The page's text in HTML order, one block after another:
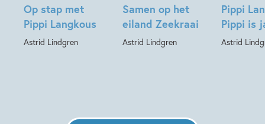
Op stap met
Pippi Langkous
Astrid Lindgren
Samen op het
eiland Zeekraai
Astrid Lindgren
Pippi
Pippi is
Astrid